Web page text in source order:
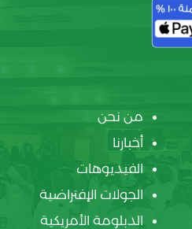
من نحن
أخبارنا
الفيديوهات
الجولات الإفتراضية
الدبلومة الأمريكية